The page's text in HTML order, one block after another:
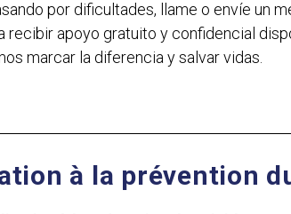
por dificultades, llame o envíe un
recibir apoyo gratuito y confidencial
marcar la diferencia y salvar vidas.
à la prévention